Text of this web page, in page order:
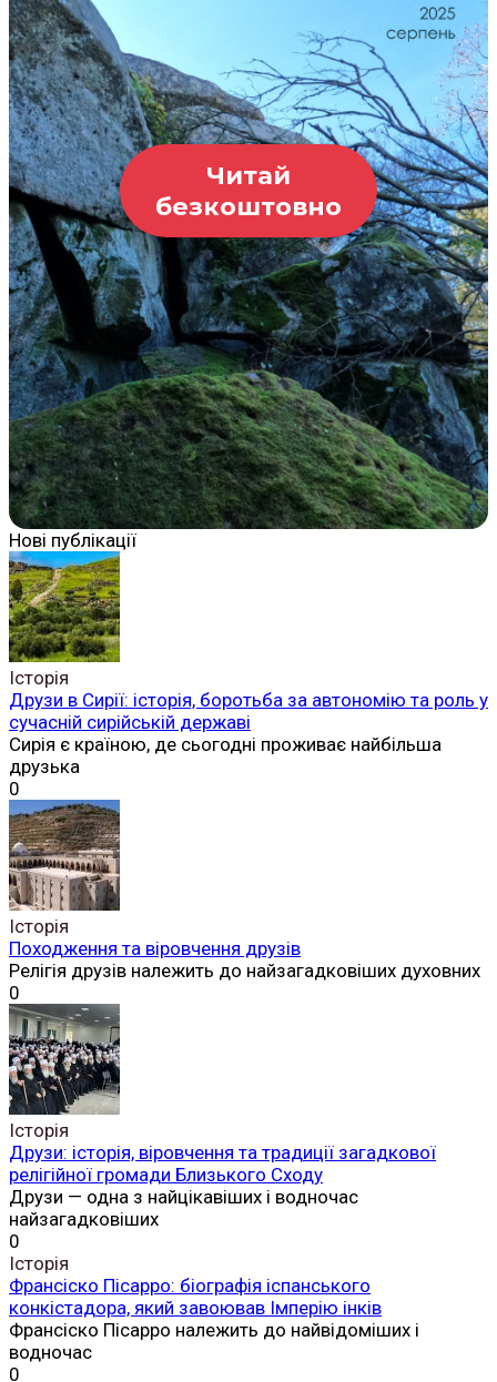
Читай
безкоштовно
Нові публікації
Історія
Друзи в Сирії: історія, боротьба за автономію та роль у
сучасній сирійській державі
Сирія є країною, де сьогодні проживає найбільша
друзька
0
Історія
Походження та віровчення друзів
Релігія друзів належить до найзагадковіших духовних
0
Історія
Друзи: історія, віровчення та традиції загадкової
релігійної громади Близького Сходу
Друзи — одна з найцікавіших і водночас
найзагадковіших
0
Історія
Франсіско Пісарро: біографія іспанського
конкістадора, який завоював Імперію інків
Франсіско Пісарро належить до найвідоміших і
водночас
0